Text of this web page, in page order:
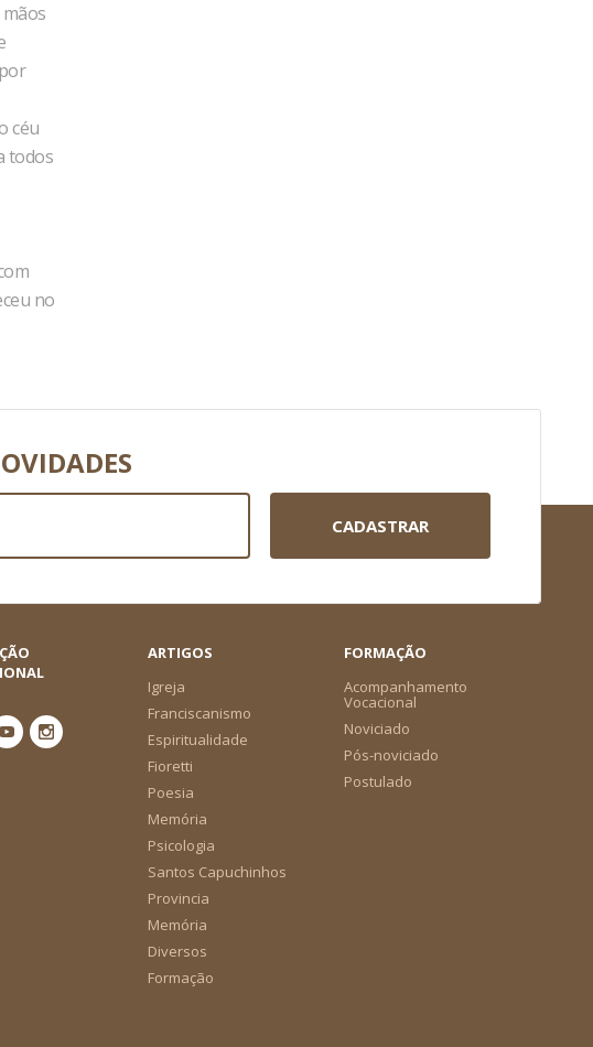
céu
todos
no
CADASTRAR
ARTIGOS
Igreja
Franciscanismo
Espiritualidade
Fioretti
Poesia
Memória
Psicologia
Santos Capuchinhos
Provincia
Memória
Diversos
Formação
FORMAÇÃO
Acompanhamento
Vocacional
Noviciado
Pós-noviciado
Postulado